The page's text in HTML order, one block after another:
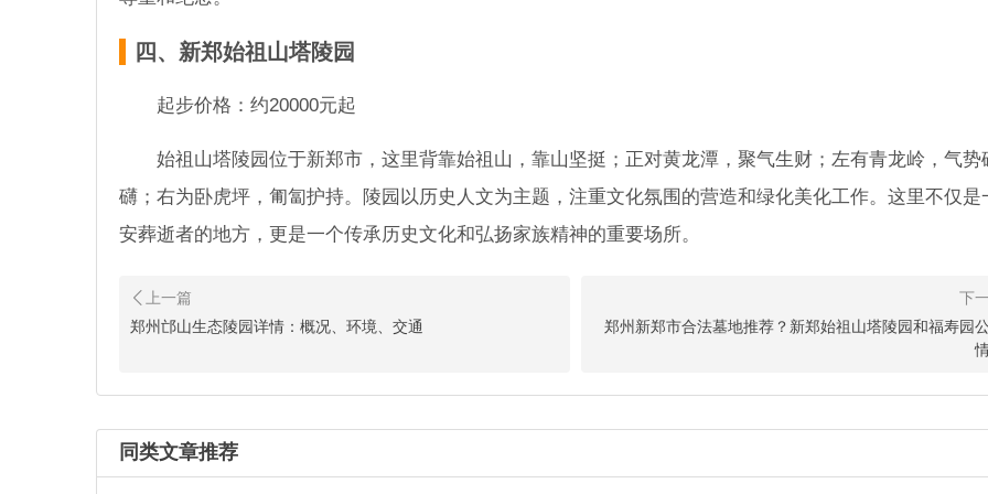
四、新郑始祖山塔陵园
起步价格：约20000元起
始祖山塔陵园位于新郑市，这里背靠始祖山，靠山坚挺；正对黄龙潭，聚气生财；左有青龙岭，气势
礴；右为卧虎坪，匍匐护持。陵园以历史人文为主题，注重文化氛围的营造和绿化美化工作。这里不仅是
安葬逝者的地方，更是一个传承历史文化和弘扬家族精神的重要场所。
郑州邙山生态陵园详情：概况、环境、交通
郑州新郑市合法墓地推荐？新郑始祖山塔陵园和福寿园
同类文章推荐
在郑州市二七区嵩山南路的静谧之地，有一处被金水河温柔环抱的生态陵园——云鹤生态艺术陵园，那么
2025郑州二七区云鹤生态艺术陵园壁葬介绍及最新报价
云鹤生态艺术陵园，坐落于郑州市二七区，是一座集生态、艺术与人文于一体的现代化陵园。陵园绿树环